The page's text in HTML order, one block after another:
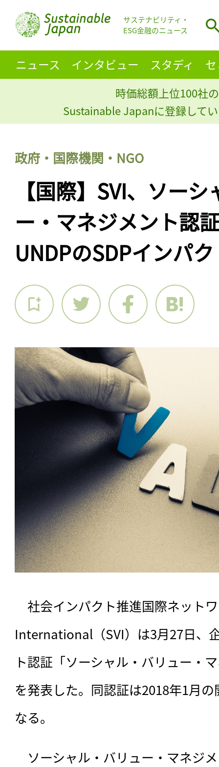
サステナビリティ・
ESG金融のニュース
ニュース インタビュー スタディ
時価総額上位100社
Sustainable Japanに登録して
政府・国際機関・NGO
【国際】SVI、ソー
ー・マネジメント認
UNDPのSDPインパ
社会インパクト推進国際ネット
International（SVI）は3月27日、
ト認証「ソーシャル・バリュー・
を発表した。同認証は2018年1月
なる。
ソーシャル・バリュー・マネジ